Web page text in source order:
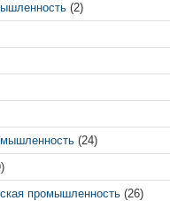
(2)
(24)
промышленность (26)